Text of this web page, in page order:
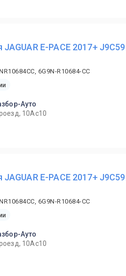
E-PACE 2017+
6G9N-R10684-CC
Ауто
10Ас10
E-PACE 2017+
6G9N-R10684-CC
Ауто
10Ас10